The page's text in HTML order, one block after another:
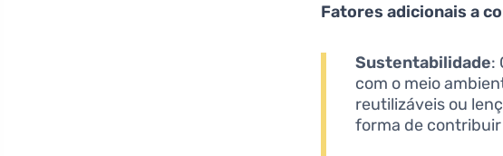
Fatores adicionais a
Sustentabilidade:
com o meio
reutilizáveis ou
forma de